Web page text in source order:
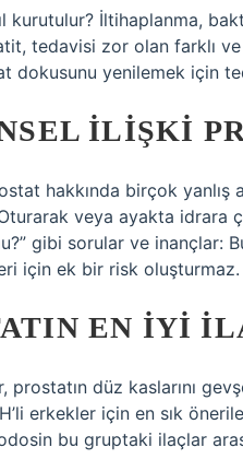
kurutulur? İltihaplanma,
tedavisi zor olan farklı
dokusunu yenilemek için
ILIŞKI
hakkında birçok yanlış
veya ayakta idrara
gibi sorular ve inançlar:
için ek bir risk oluşturmaz.
EN IYI
prostatın düz kaslarını
erkekler için en sık
bu gruptaki ilaçlar